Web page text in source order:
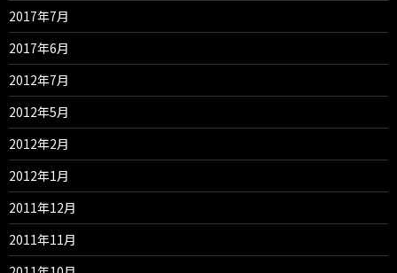
2017年7月
2017年6月
2012年7月
2012年5月
2012年2月
2012年1月
2011年12月
2011年11月